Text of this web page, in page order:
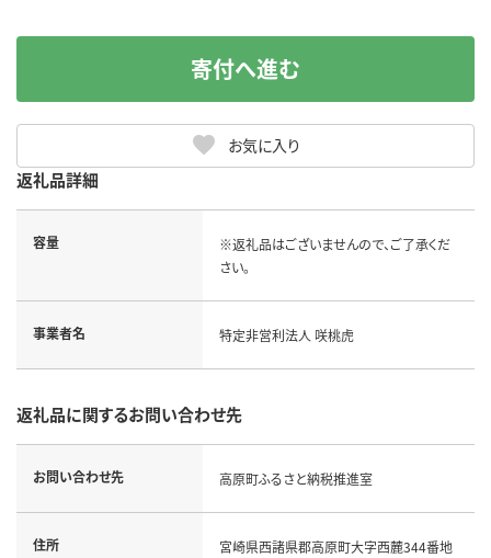
お気に入り
寄付へ進む
返礼品詳細
容量
※返礼品はございませんので、ご了承くだ
さい。
事業者名 特定非営利法人 咲桃虎
返礼品に関するお問い合わせ先
お問い合わせ先 高原町ふるさと納税推進室
住所
宮崎県西諸県郡高原町大字西麓344番地